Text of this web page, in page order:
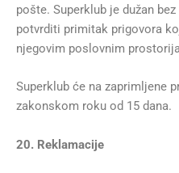
pošte. Superklub je dužan
potvrditi primitak prigovora
njegovim poslovnim
Superklub će na zaprimljene
zakonskom roku od 15 dana.
20. Reklamacije